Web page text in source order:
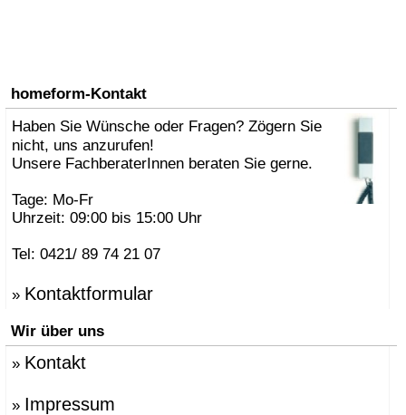
homeform-Kontakt
Haben Sie Wünsche oder Fragen? Zögern Sie
nicht, uns anzurufen!
Unsere FachberaterInnen beraten Sie gerne.
Tage: Mo-Fr
Uhrzeit: 09:00 bis 15:00 Uhr
Tel: 0421/ 89 74 21 07
» Kontaktformular
Wir über uns
» Kontakt
» Impressum